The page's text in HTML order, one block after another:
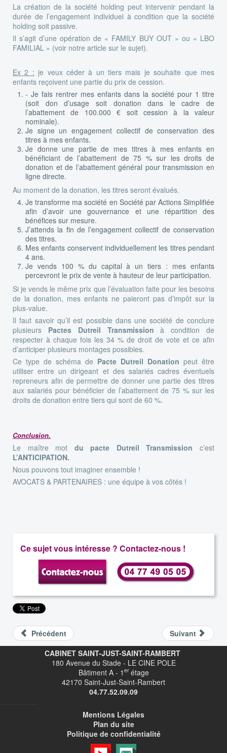
La création de la société holding peut intervenir pendant la
durée de l’engagement individuel à condition que la société
holding soit passive.
Il s’agit d’une opération de « FAMILY BUY OUT » ou « LBO
FAMILIAL » (voir notre article sur le sujet).
Ex 2 : je veux céder à un tiers mais je souhaite que mes
enfants reçoivent une partie du prix de cession.
- Je fais rentrer mes enfants dans la société pour 1 titre
(soit don d’usage soit donation dans le cadre de
l’abattement de 100.000 € soit cession à la valeur
nominale).
Je signe un engagement collectif de conservation des
titres à mes enfants.
Je donne une partie de mes titres à mes enfants en
bénéficiant de l’abattement de 75 % sur les droits de
donation et de l’abattement général pour transmission en
ligne directe.
Au moment de la donation, les titres seront évalués.
Je transforme ma société en Société par Actions Simplifiée
afin d’avoir une gouvernance et une répartition des
bénéfices sur mesure.
J’attends la fin de l’engagement collectif de conservation
des titres.
Mes enfants conservent individuellement les titres pendant
4 ans.
Je vends 100 % du capital à un tiers : mes enfants
percevront le prix de vente à hauteur de leur participation.
Si je vends le même prix que l’évaluation faite pour les besoins
de la donation, mes enfants ne paieront pas d’impôt sur la
plus-value.
Il faut savoir qu’il est possible dans une société de conclure
plusieurs Pactes Dutreil Transmission à condition de
respecter à chaque fois les 34 % de droit de vote et ce afin
d’anticiper plusieurs montages possibles.
Ce type de schéma de Pacte Dutreil Donation peut être
utiliser entre un dirigeant et des salariés cadres éventuels
repreneurs afin de permettre de donner une partie des titres
aux salariés pour bénéficier de l’abattement de 75 % sur les
droits de donation entre tiers qui sont de 60 %.
Conclusion.
Le maître mot du pacte Dutreil Transmission c’est
L’ANTICIPATION.
Nous pouvons tout imaginer ensemble !
AVOCATS & PARTENAIRES : une équipe à vos côtés !
Ce sujet vous intéresse ? Contactez-nous !
Précédent
Suivant
CABINET SAINT-JUST-SAINT-RAMBERT
180 Avenue du Stade - LE CINE POLE
Bâtiment A - 1 er étage
42170 Saint-Just-Saint-Rambert
04.77.52.09.09
Mentions Légales
Plan du site
Politique de confidentialité